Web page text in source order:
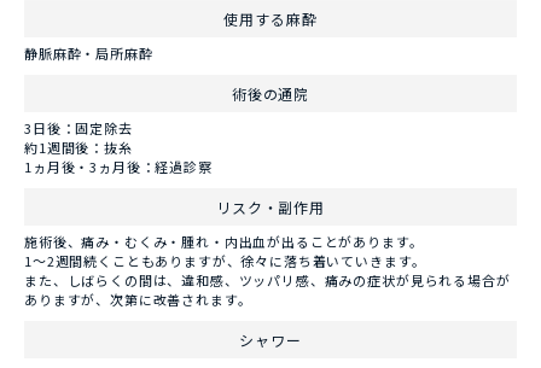
使用する麻酔
静脈麻酔・局所麻酔
術後の通院
3日後：固定除去
約1週間後：抜糸
1ヵ月後・3ヵ月後：経過診察
リスク・副作用
施術後、痛み・むくみ・腫れ・内出血が出ることがあります。
1～2週間続くこともありますが、徐々に落ち着いていきます。
また、しばらくの間は、違和感、ツッパリ感、痛みの症状が見られる場合が
ありますが、次第に改善されます。
シャワー